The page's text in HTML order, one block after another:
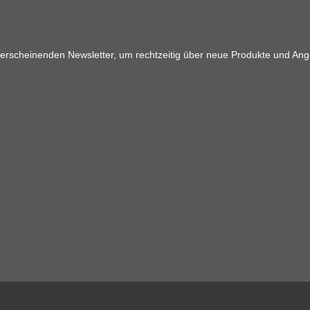
Newsletter, um rechtzeitig über neue Produkte und